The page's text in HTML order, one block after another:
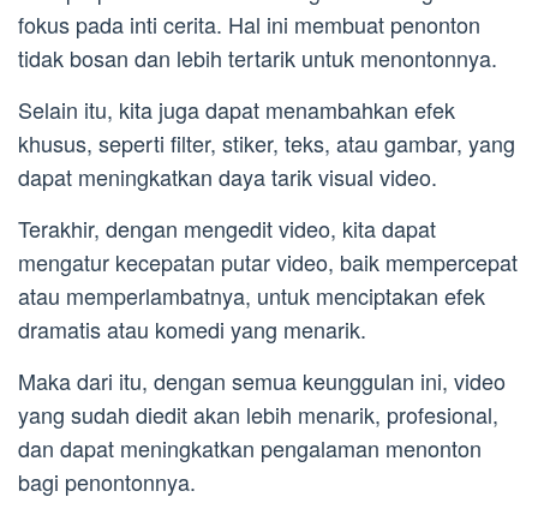
fokus pada inti cerita. Hal ini membuat penonton
tidak bosan dan lebih tertarik untuk menontonnya.
Selain itu, kita juga dapat menambahkan efek
khusus, seperti filter, stiker, teks, atau gambar, yang
dapat meningkatkan daya tarik visual video.
Terakhir, dengan mengedit video, kita dapat
mengatur kecepatan putar video, baik mempercepat
atau memperlambatnya, untuk menciptakan efek
dramatis atau komedi yang menarik.
Maka dari itu, dengan semua keunggulan ini, video
yang sudah diedit akan lebih menarik, profesional,
dan dapat meningkatkan pengalaman menonton
bagi penontonnya.